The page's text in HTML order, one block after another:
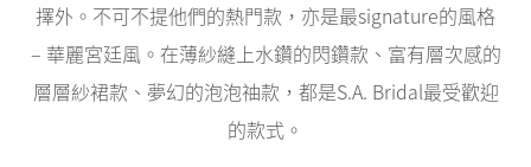
擇外。不可不提他們的熱門款，亦是最signature的風格
– 華麗宮廷風。在薄紗縫上水鑽的閃鑽款、富有層次感的
層層紗裙款、夢幻的泡泡䄂款，都是S.A. Bridal最受歡迎
的款式。